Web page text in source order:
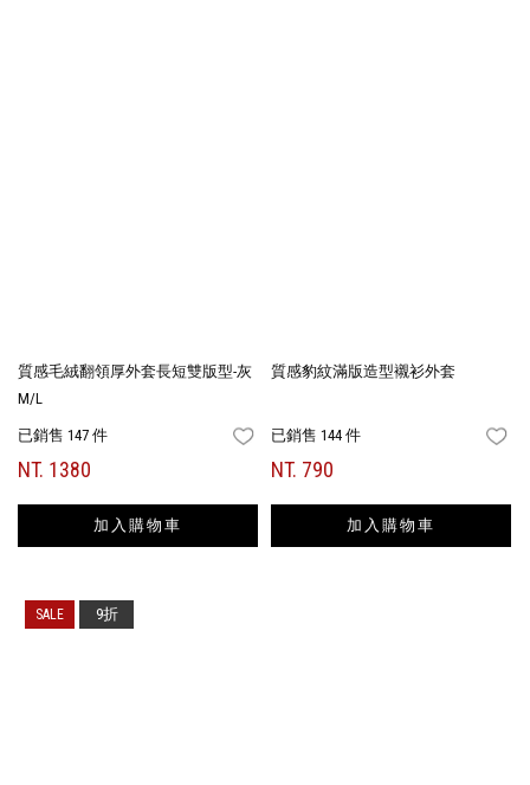
質感毛絨翻領厚外套長短雙版型-灰
M/L
已銷售 147 件 FAVORITES
NT. 1380
加入購物車
質感豹紋滿版造型襯衫外套
已銷售 144 件
NT. 790
加入購物車
9折